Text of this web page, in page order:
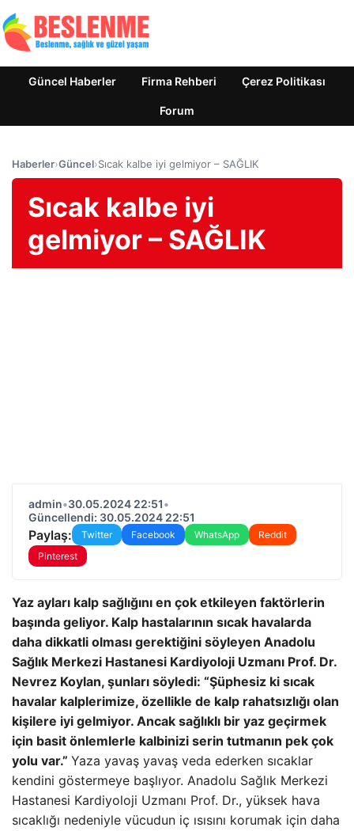
Güncel Haberler Firma Rehberi Çerez Politikası
Forum
Haberler›Güncel›Sıcak kalbe iyi gelmiyor – SAĞLIK
Sıcak kalbe iyi
gelmiyor – SAĞLIK
admin•30.05.2024 22:51•
Güncellendi: 30.05.2024 22:51
Paylaş: Twitter Facebook WhatsApp
Reddit
Pinterest
Yaz ayları kalp sağlığını en çok etkileyen faktörlerin
başında geliyor. Kalp hastalarının sıcak havalarda
daha dikkatli olması gerektiğini söyleyen Anadolu
Sağlık Merkezi Hastanesi Kardiyoloji Uzmanı Prof. Dr.
Nevrez Koylan, şunları söyledi: “Şüphesiz ki sıcak
havalar kalplerimize, özellikle de kalp rahatsızlığı olan
kişilere iyi gelmiyor. Ancak sağlıklı bir yaz geçirmek
için basit önlemlerle kalbinizi serin tutmanın pek çok
yolu var.” Yaza yavaş yavaş veda ederken sıcaklar
kendini göstermeye başlıyor. Anadolu Sağlık Merkezi
Hastanesi Kardiyoloji Uzmanı Prof. Dr., yüksek hava
sıcaklığı nedeniyle vücudun iç ısısını korumak için daha